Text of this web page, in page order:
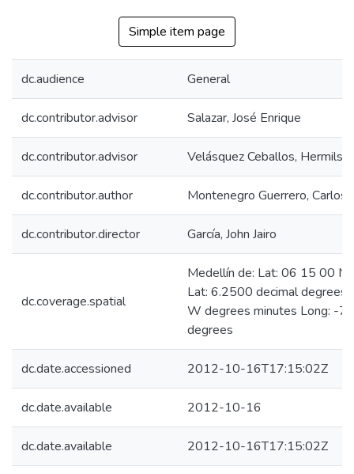
Simple item page
dc.audience General
dc.contributor.advisor Salazar, José Enrique
dc.contributor.advisor Velásquez Ceballos,
dc.contributor.author Montenegro Guerrero, Carlos
dc.contributor.director García, John Jairo
dc.coverage.spatial
Medellín de: Lat: 06 15 00 N
Lat: 6.2500 decimal
W degrees minutes Long: -
degrees
dc.date.accessioned 2012-10-16T17:15:02Z
dc.date.available 2012-10-16
dc.date.available 2012-10-16T17:15:02Z